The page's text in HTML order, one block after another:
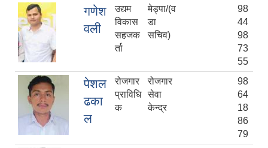
गणेश
वली
उद्यम
विकास
सहजक
र्ता
मेड्पा/(व
डा
सचिव)
98
44
98
73
55
पेशल
ढका
ल
रोजगार
प्राविधि
क
रोजगार
सेवा
केन्द्र
98
64
18
86
79